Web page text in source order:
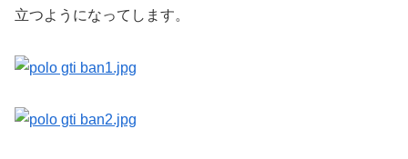
立つようになってします。